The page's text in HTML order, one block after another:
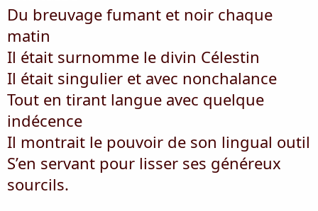
Du breuvage fumant et noir chaque
matin
Il était surnomme le divin Célestin
Il était singulier et avec nonchalance
Tout en tirant langue avec quelque
indécence
Il montrait le pouvoir de son lingual outil
S’en servant pour lisser ses généreux
sourcils.